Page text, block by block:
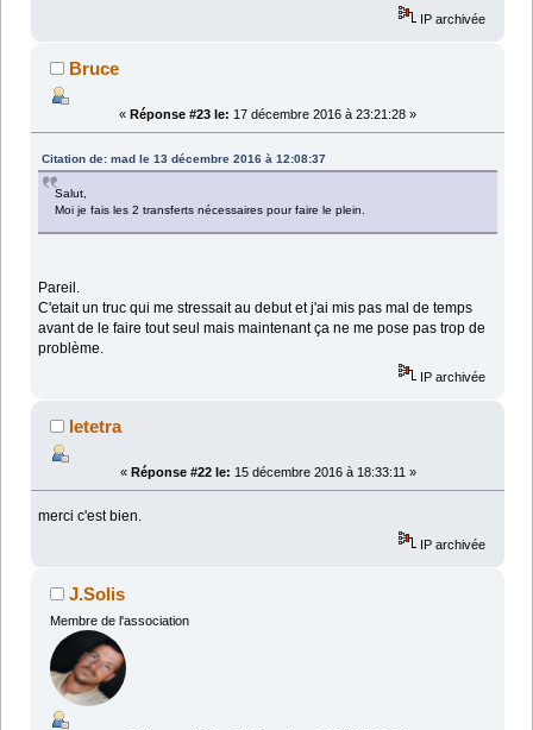
IP archivée
Bruce
« Réponse #23 le: 17 décembre 2016 à 23:21:28 »
Citation de: mad le 13 décembre 2016 à 12:08:37
Salut,
Moi je fais les 2 transferts nécessaires pour faire le plein.
Pareil.
C'etait un truc qui me stressait au debut et j'ai mis pas mal de temps
avant de le faire tout seul mais maintenant ça ne me pose pas trop de
problème.
IP archivée
letetra
« Réponse #22 le: 15 décembre 2016 à 18:33:11 »
merci c'est bien.
IP archivée
J.Solis
Membre de l'association